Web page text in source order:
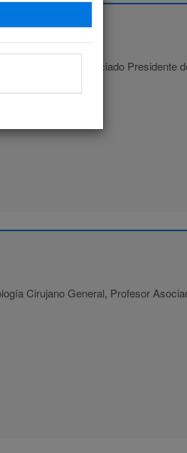
Profesor Asociado Presidente
UC
Cirujano General, Profesor